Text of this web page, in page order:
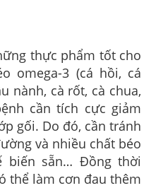
thực phẩm tốt cho
omega-3 (cá hồi, cá
nành, cà rốt, cà chua,
cần tích cực giảm
gối. Do đó, cần tránh
và nhiều chất béo
biến sẵn… Đồng thời
thể làm cơn đau thêm